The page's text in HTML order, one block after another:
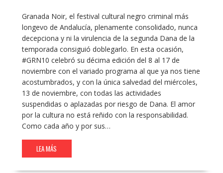
Granada Noir, el festival cultural negro criminal más
longevo de Andalucía, plenamente consolidado, nunca
decepciona y ni la virulencia de la segunda Dana de la
temporada consiguió doblegarlo. En esta ocasión,
#GRN10 celebró su décima edición del 8 al 17 de
noviembre con el variado programa al que ya nos tiene
acostumbrados, y con la única salvedad del miércoles,
13 de noviembre, con todas las actividades
suspendidas o aplazadas por riesgo de Dana. El amor
por la cultura no está reñido con la responsabilidad.
Como cada año y por sus…
LEA MÁS